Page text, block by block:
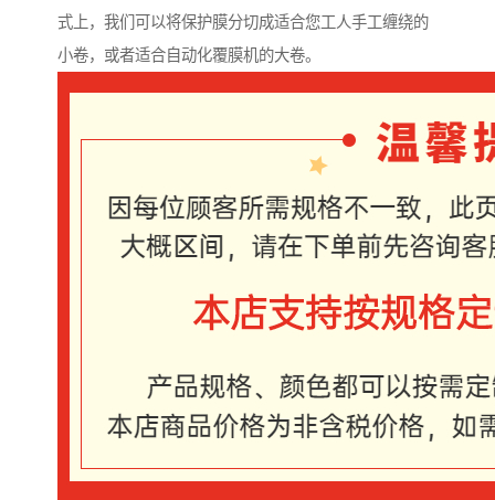
式上，我们可以将保护膜分切成适合您工人手工缠绕的
小卷，或者适合自动化覆膜机的大卷。